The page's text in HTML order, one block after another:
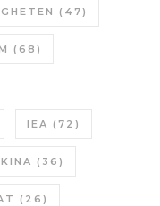
(47)
(68)
IEA (72)
KINA (36)
(26)